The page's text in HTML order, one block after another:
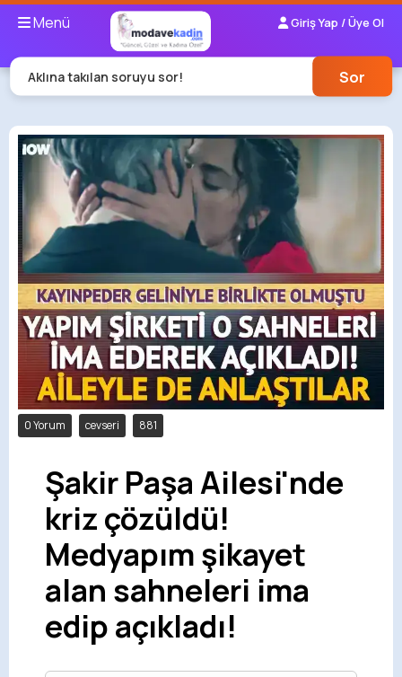
Menü Giriş Yap / Üye Ol
Aklına takılan soruyu sor! Sor
0 Yorum cevseri 881
Şakir Paşa Ailesi'nde
kriz çözüldü!
Medyapım şikayet
alan sahneleri ima
edip açıkladı!